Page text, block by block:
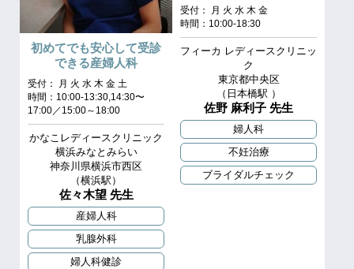
初めてでも安心して受診
できる産婦人科
受付： 月 火 水 木 金 土
時間：10:00-13:30,14:30〜
17:00／15:00～18:00
かなこレディースクリニック
横浜みなとみらい
神奈川県横浜市西区
（横浜駅）
佐々木望 先生
産婦人科
乳腺外科
婦人科健診
受付： 月 火 水 木 金
時間：10:00-18:30
フィーカ レディースクリニッ
ク
東京都中央区
（⽇本橋駅 ）
佐野 麻利子 先生
婦人科
不妊治療
ブライダルチェック